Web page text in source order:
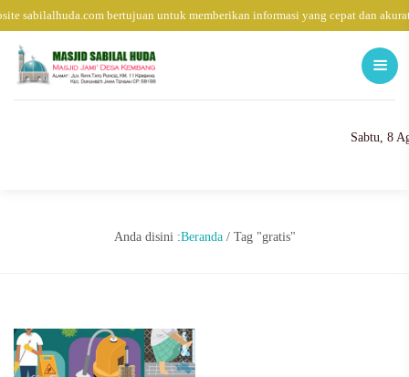
sabilalhuda.com bertujuan untuk memberikan informasi yang cepat dan
Sabtu, 8
Anda disini :Beranda/ Tag "gratis"